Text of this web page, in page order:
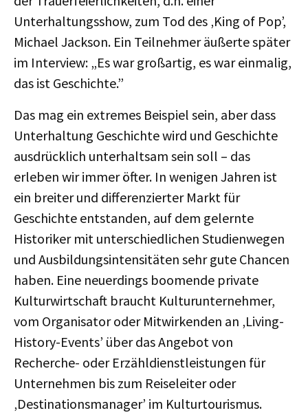
Unterhaltungsshow, zum Tod des ‚King of Pop’,
Michael Jackson. Ein Teilnehmer äußerte später
im Interview: „Es war großartig, es war einmalig,
das ist Geschichte.”
Das mag ein extremes Beispiel sein, aber dass
Unterhaltung Geschichte wird und Geschichte
ausdrücklich unterhaltsam sein soll – das
erleben wir immer öfter. In wenigen Jahren ist
ein breiter und differenzierter Markt für
Geschichte entstanden, auf dem gelernte
Historiker mit unterschiedlichen Studienwegen
und Ausbildungsintensitäten sehr gute Chancen
haben. Eine neuerdings boomende private
Kulturwirtschaft braucht Kulturunternehmer,
vom Organisator oder Mitwirkenden an ‚Living-
History-Events’ über das Angebot von
Recherche- oder Erzähldienstleistungen für
Unternehmen bis zum Reiseleiter oder
‚Destinationsmanager’ im Kulturtourismus.